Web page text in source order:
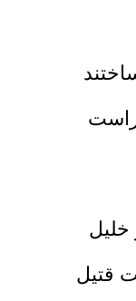
راست‌
قتیل‌